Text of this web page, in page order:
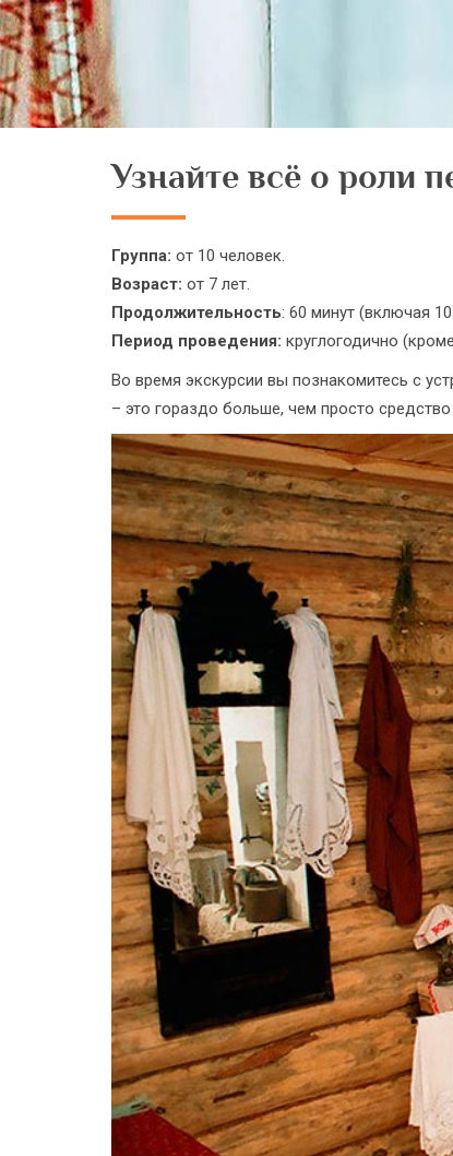
Узнайте всё о роли
Группа: от 10 человек.
Возраст: от 7 лет.
Продолжительность: 60 минут (включая
Период проведения: круглогодично
Во время экскурсии вы познакомитесь с
– это гораздо больше, чем просто